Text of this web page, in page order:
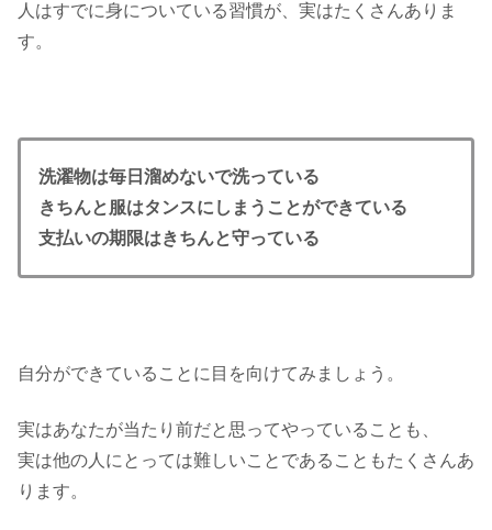
人はすでに身についている習慣が、実はたくさんありま
す。
洗濯物は毎日溜めないで洗っている
きちんと服はタンスにしまうことができている
支払いの期限はきちんと守っている
自分ができていることに目を向けてみましょう。
実はあなたが当たり前だと思ってやっていることも、
実は他の人にとっては難しいことであることもたくさんあ
ります。